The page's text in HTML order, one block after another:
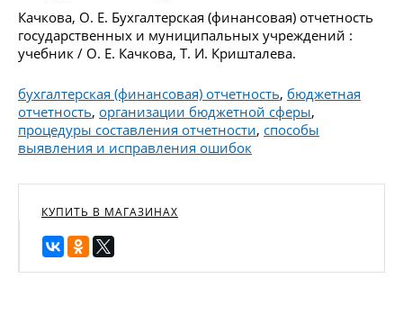
Качкова, О. Е. Бухгалтерская (финансовая) отчетность
государственных и муниципальных учреждений :
учебник / О. Е. Качкова, Т. И. Кришталева.
бухгалтерская (финансовая) отчетность, бюджетная
отчетность, организации бюджетной сферы,
процедуры составления отчетности, способы
выявления и исправления ошибок
КУПИТЬ В МАГАЗИНАХ